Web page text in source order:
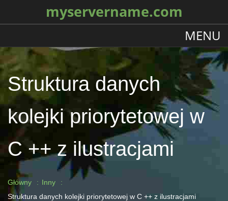
myservername.com
MENU
Struktura danych
kolejki priorytetowej w
C ++ z ilustracjami
Główny
Inny
Struktura danych kolejki priorytetowej w C ++ z ilustracjami